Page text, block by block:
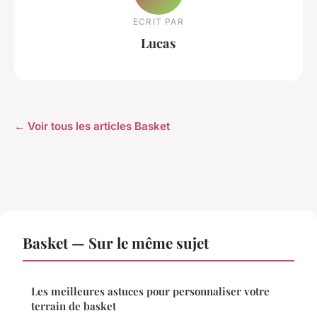
ECRIT PAR
Lucas
← Voir tous les articles Basket
Basket — Sur le même sujet
Les meilleures astuces pour personnaliser votre
terrain de basket